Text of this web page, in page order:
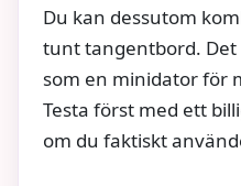
Du kan dessutom
tunt tangentbord.
som en minidator för
Testa först med ett
om du faktiskt